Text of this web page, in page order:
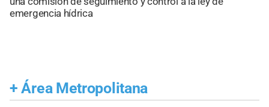
emergencia hídrica
+ Área Metropolitana